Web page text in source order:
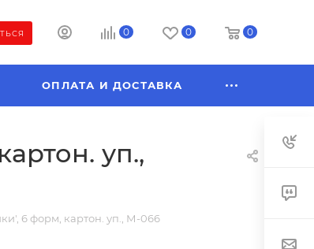
0 0 0
ОПЛАТА И ДОСТАВКА
уп.,
6 форм, картон. уп., М-066